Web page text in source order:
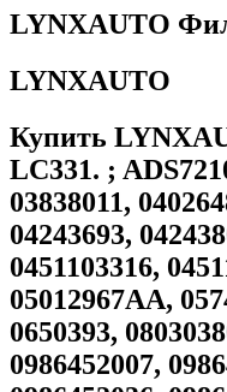
LYNXAUTO
LYNXAUTO
Купить
LC331. ;
03838011,
04243693,
0451103316,
05012967AA,
0650393,
0986452007,